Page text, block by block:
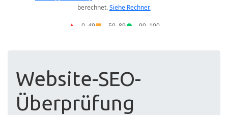
Website-SEO-
Überprüfung